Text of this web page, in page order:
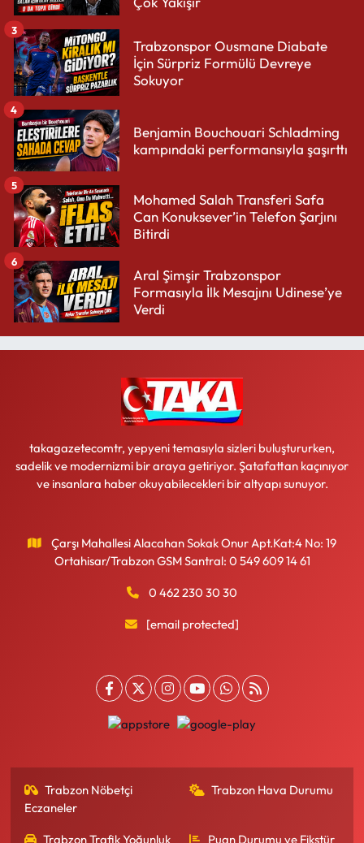
Trabzonspor Ousmane Diabate
İçin Sürpriz Formülü Devreye
Sokuyor
3
Benjamin Bouchouari Schladming
kampındaki performansıyla şaşırttı
4
Mohamed Salah Transferi Safa
Can Konuksever’in Telefon Şarjını
Bitirdi
5
Aral Şimşir Trabzonspor
Formasıyla İlk Mesajını Udinese’ye
Verdi
6
takagazetecomtr, yepyeni temasıyla sizleri buluştururken,
sadelik ve modernizmi bir araya getiriyor. Şatafattan kaçınıyor
ve insanlara haber okuyabilecekleri bir altyapı sunuyor.
Çarşı Mahallesi Alacahan Sokak Onur Apt.Kat:4 No: 19
Ortahisar/Trabzon GSM Santral: 0 549 609 14 61
0 462 230 30 30
[email protected]
Trabzon Nöbetçi
Eczaneler
Trabzon Hava Durumu
Trabzon Trafik Yoğunluk Puan Durumu ve Fikstür